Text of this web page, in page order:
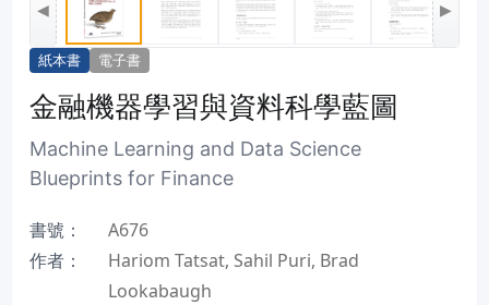
◀ ▶
紙本書 電子書
金融機器學習與資料科學藍圖
Machine Learning and Data Science
Blueprints for Finance
書號：
A676
作者：
Hariom Tatsat, Sahil Puri, Brad
Lookabaugh